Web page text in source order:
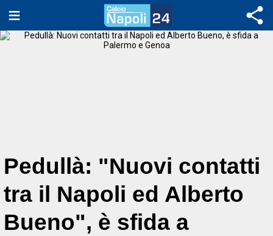
Pedullà: "Nuovi contatti
tra il Napoli ed Alberto
Bueno", è sfida a